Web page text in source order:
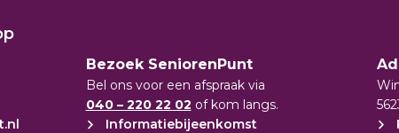
Bezoek SeniorenPunt
Bel ons voor een afspraak via
040 – 220 22 02 of kom langs.
Informatiebijeenkomst